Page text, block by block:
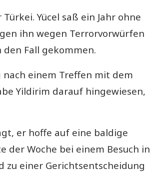
Yücel saß ein Jahr ohne
ihn wegen Terrorvorwürfen
Fall gekommen.
nach einem Treffen mit dem
Yildirim darauf hingewiesen,
er hoffe auf eine baldige
der Woche bei einem Besuch in
zu einer Gerichtsentscheidung